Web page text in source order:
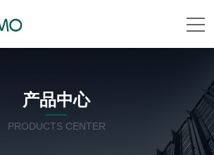
产品中心
PRODUCTS CENTER